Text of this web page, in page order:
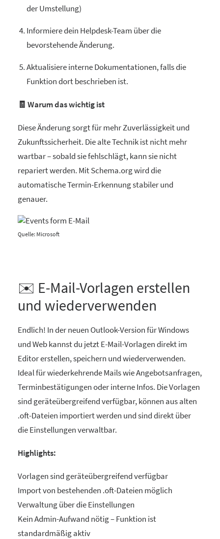
der Umstellung)
Informiere dein Helpdesk-Team über die
bevorstehende Änderung.
Aktualisiere interne Dokumentationen, falls die
Funktion dort beschrieben ist.
🧾 Warum das wichtig ist
Diese Änderung sorgt für mehr Zuverlässigkeit und
Zukunftssicherheit. Die alte Technik ist nicht mehr
wartbar – sobald sie fehlschlägt, kann sie nicht
repariert werden. Mit Schema.org wird die
automatische Termin-Erkennung stabiler und
genauer.
Quelle: Microsoft
✉️ E-Mail-Vorlagen erstellen
und wiederverwenden
Endlich! In der neuen Outlook-Version für Windows
und Web kannst du jetzt E-Mail-Vorlagen direkt im
Editor erstellen, speichern und wiederverwenden.
Ideal für wiederkehrende Mails wie Angebotsanfragen,
Terminbestätigungen oder interne Infos. Die Vorlagen
sind geräteübergreifend verfügbar, können aus alten
.oft-Dateien importiert werden und sind direkt über
die Einstellungen verwaltbar.
Highlights:
Vorlagen sind geräteübergreifend verfügbar
Import von bestehenden .oft-Dateien möglich
Verwaltung über die Einstellungen
Kein Admin-Aufwand nötig – Funktion ist
standardmäßig aktiv